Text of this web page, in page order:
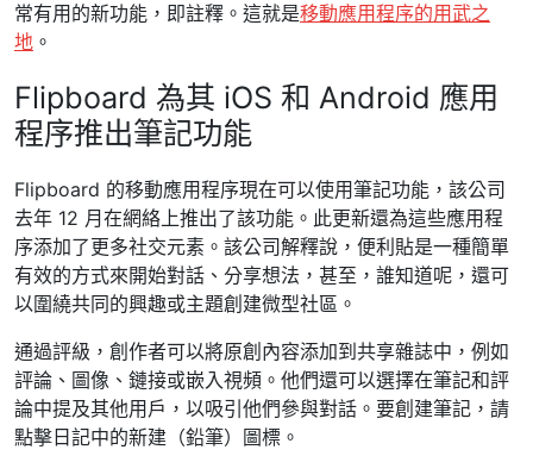
常有用的新功能，即註釋。這就是移動應用程序的用武之
地 。
Flipboard 為其 iOS 和 Android 應用
程序推出筆記功能
Flipboard 的移動應用程序現在可以使用筆記功能，該公司
去年 12 月在網絡上推出了該功能。此更新還為這些應用程
序添加了更多社交元素。該公司解釋說，便利貼是一種簡單
有效的方式來開始對話、分享想法，甚至，誰知道呢，還可
以圍繞共同的興趣或主題創建微型社區。
通過評級，創作者可以將原創內容添加到共享雜誌中，例如
評論、圖像、鏈接或嵌入視頻。他們還可以選擇在筆記和評
論中提及其他用戶，以吸引他們參與對話。要創建筆記，請
點擊日記中的新建（鉛筆）圖標。